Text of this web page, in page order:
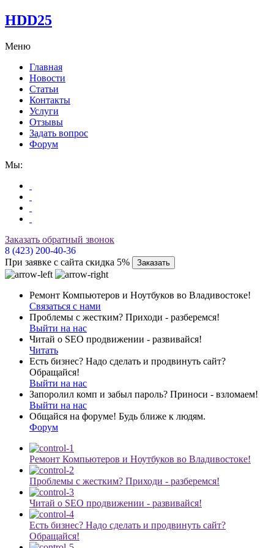
HDD25
Меню
Главная
Новости
Статьи
Контакты
Услуги
Отзывы
Задать вопрос
Форум
Мы:
Заказать обратный звонок
8 (423) 200-40-36
При заявке с сайта скидка 5%
Заказать
Ремонт Компьютеров и Ноутбуков во Владивостоке!
Связаться с нами
Проблемы с жестким? Приходи - разберемся!
Выйти на нас
Читай о SEO продвижении - развивайся!
Читать
Есть бизнес? Надо сделать и продвинуть сайт?
Обращайся!
Выйти на нас
Запоролил комп и забыл пароль? Приноси - взломаем!
Выйти на нас
Общайся на форуме! Будь ближе к людям.
Форум
Ремонт Компьютеров и Ноутбуков во Владивостоке!
Проблемы с жестким? Приходи - разберемся!
Читай о SEO продвижении - развивайся!
Есть бизнес? Надо сделать и продвинуть сайт?
Обращайся!